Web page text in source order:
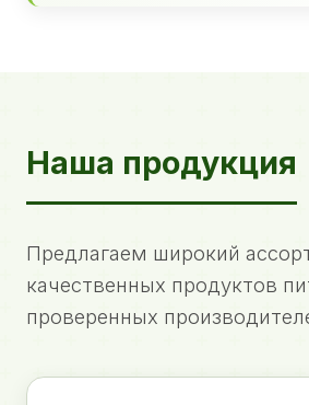
Наша продукция
Предлагаем широкий
качественных продуктов
проверенных